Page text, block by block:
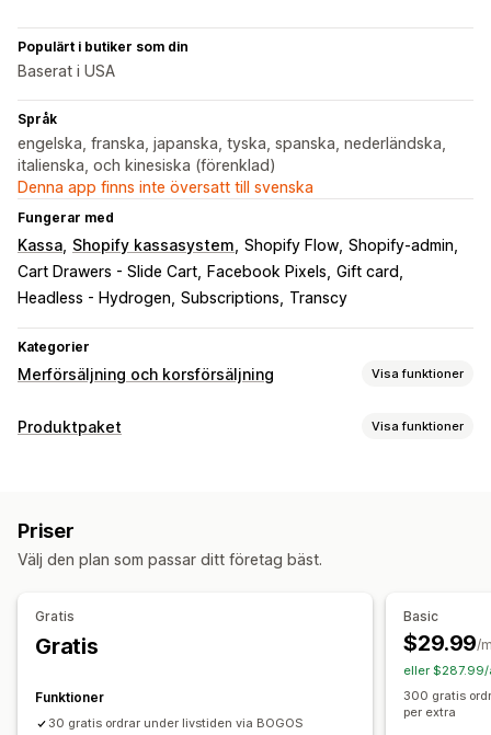
Populärt i butiker som din
Baserat i USA
Språk
engelska, franska, japanska, tyska, spanska, nederländska,
italienska, och kinesiska (förenklad)
Denna app finns inte översatt till svenska
Fungerar med
Kassa Shopify kassasystem Shopify Flow Shopify-admin
Cart Drawers - Slide Cart
Facebook Pixels Gift card
Headless - Hydrogen Subscriptions Transcy
Kategorier
Merförsäljning och korsförsäljning Visa funktioner
Anpassning
Anpassad HTML
Anpassade regler
Erbjudanden och rekommendationer
Gratis gåvor
Stegvisa mängdrabatter
Differentierade rabatter
AI-rekommendationer
Produktpaket Visa funktioner
Varianter på paket
Prenumerationslådor Merförsäljningspaket
Relaterade produkter
Fysiska produkter
Priser som du kan ange
Fasta priser Kvantitetsbaserade priser
Priser
Välj den plan som passar ditt företag bäst.
Gratis
Gratis
Funktioner
30 gratis ordrar under livstiden via BOGOS
Basic
$29.99/
eller $287.99/
300 gratis
per extra